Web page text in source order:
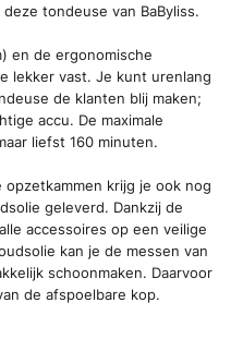
tondeuse van BaByliss.
en de ergonomische
lekker vast. Je kunt urenlang
de klanten blij maken;
accu. De maximale
liefst 160 minuten.
krijg je ook nog
geleverd. Dankzij de
accessoires op een veilige
kan je de messen van
schoonmaken. Daarvoor
de afspoelbare kop.